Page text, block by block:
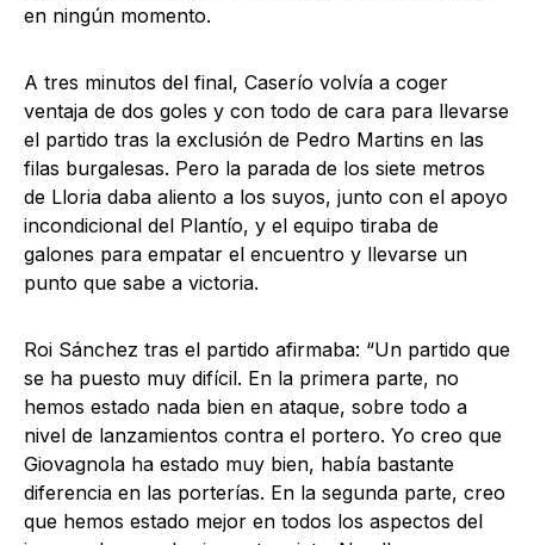
en ningún momento.
A tres minutos del final, Caserío volvía a coger
ventaja de dos goles y con todo de cara para llevarse
el partido tras la exclusión de Pedro Martins en las
filas burgalesas. Pero la parada de los siete metros
de Lloria daba aliento a los suyos, junto con el apoyo
incondicional del Plantío, y el equipo tiraba de
galones para empatar el encuentro y llevarse un
punto que sabe a victoria.
Roi Sánchez tras el partido afirmaba: “Un partido que
se ha puesto muy difícil. En la primera parte, no
hemos estado nada bien en ataque, sobre todo a
nivel de lanzamientos contra el portero. Yo creo que
Giovagnola ha estado muy bien, había bastante
diferencia en las porterías. En la segunda parte, creo
que hemos estado mejor en todos los aspectos del